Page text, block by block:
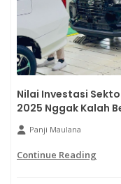
Nilai Investasi
2025 Nggak Kalah
Panji Maulana
Continue Reading